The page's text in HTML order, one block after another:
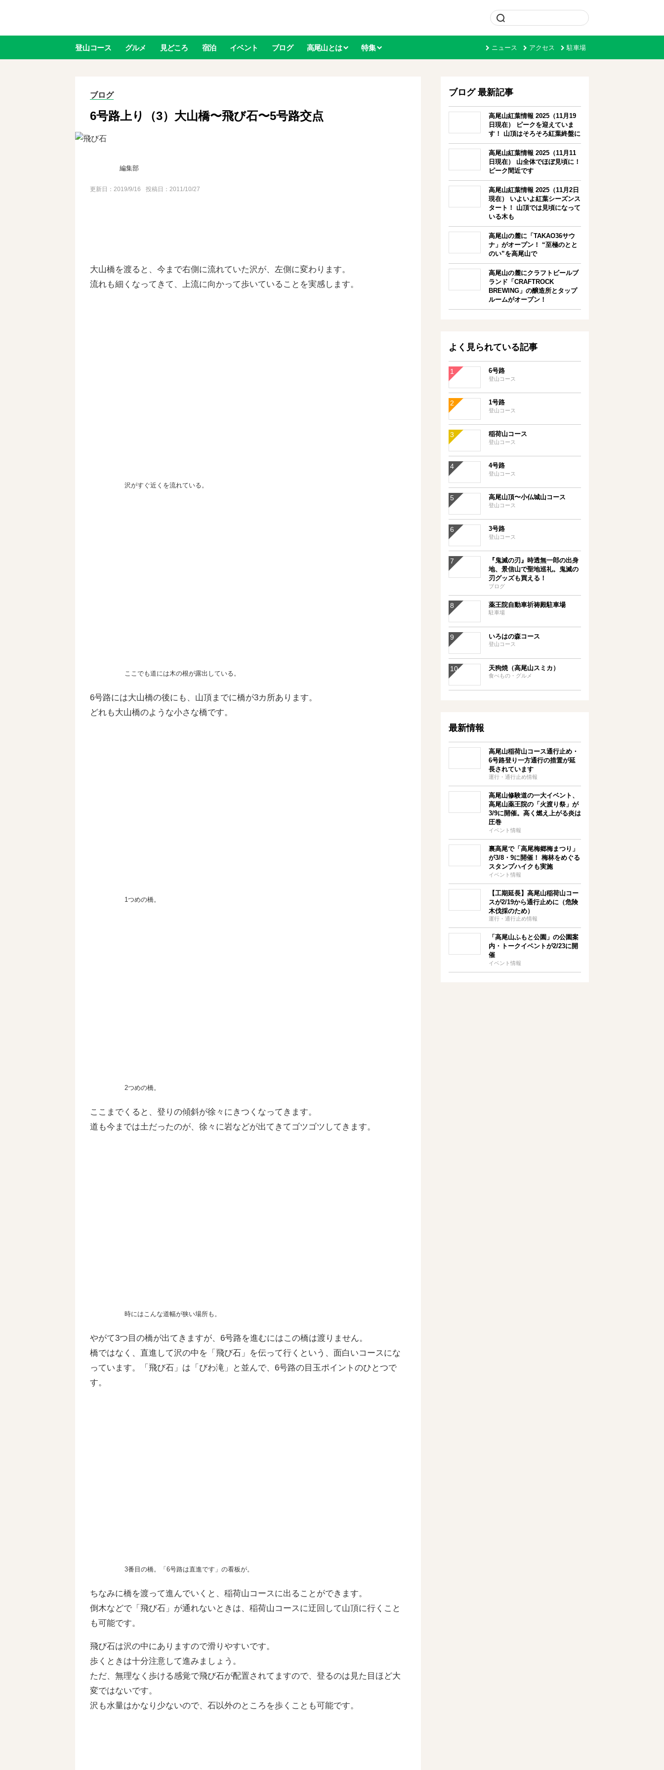
ニュース アクセス 駐車場
登山コース グルメ 見どころ 宿泊 イベント ブログ 高尾山とは 特集
ブログ
6号路上り（3）大山橋〜飛び石〜5号路交点
編集部
更新日： 2019/9/16 投稿日：2011/10/27
大山橋を渡ると、今まで右側に流れていた沢が、左側に変わります。
流れも細くなってきて、上流に向かって歩いていることを実感します。
沢がすぐ近くを流れている。
ここでも道には木の根が露出している。
6号路には大山橋の後にも、山頂までに橋が3カ所あります。
どれも大山橋のような小さな橋です。
1つめの橋。
2つめの橋。
ここまでくると、登りの傾斜が徐々にきつくなってきます。
道も今までは土だったのが、徐々に岩などが出てきてゴツゴツしてきます。
時にはこんな道幅が狭い場所も。
やがて3つ目の橋が出てきますが、6号路を進むにはこの橋は渡りません。
橋ではなく、直進して沢の中を「飛び石」を伝って行くという、面白いコースにな
っています。「飛び石」は「びわ滝」と並んで、6号路の目玉ポイントのひとつで
す。
3番目の橋。「6号路は直進です」の看板が。
ちなみに橋を渡って進んでいくと、稲荷山コースに出ることができます。
倒木などで「飛び石」が通れないときは、稲荷山コースに迂回して山頂に行くこと
も可能です。
飛び石は沢の中にありますので滑りやすいです。
歩くときは十分注意して進みましょう。
ただ、無理なく歩ける感覚で飛び石が配置されてますので、登るのは見た目ほど大
変ではないです。
沢も水量はかなり少ないので、石以外のところを歩くことも可能です。
ブログ 最新記事
高尾山紅葉情報 2025（11月19
日現在） ピークを迎えていま
す！ 山頂はそろそろ紅葉終盤に
高尾山紅葉情報 2025（11月11
日現在） 山全体でほぼ見頃に！
ピーク間近です
高尾山紅葉情報 2025（11月2日
現在） いよいよ紅葉シーズンス
タート！ 山頂では見頃になって
いる木も
高尾山の麓に「TAKAO36サウ
ナ」がオープン！ “至極のとと
のい”を高尾山で
高尾山の麓にクラフトビールブ
ランド「CRAFTROCK
BREWING」の醸造所とタップ
ルームがオープン！
よく見られている記事
6号路
登山コース
1号路
登山コース
稲荷山コース
登山コース
4号路
登山コース
高尾山頂〜小仏城山コース
登山コース
3号路
登山コース
『鬼滅の刃』時透無一郎の出身
地、景信山で聖地巡礼。鬼滅の
刃グッズも買える！
ブログ
薬王院自動車祈祷殿駐車場
駐車場
いろはの森コース
登山コース
天狗焼（高尾山スミカ）
食べもの・グルメ
最新情報
高尾山稲荷山コース通行止め・
6号路登り一方通行の措置が延
長されています
運行・通行止め情報
高尾山修験道の一大イベント、
高尾山薬王院の「火渡り祭」が
3/9に開催。高く燃え上がる炎は
圧巻
イベント情報
裏高尾で「高尾梅郷梅まつり」
が3/8・9に開催！ 梅林をめぐる
スタンプハイクも実施
イベント情報
【工期延長】高尾山稲荷山コー
スが2/19から通行止めに（危険
木伐採のため）
運行・通行止め情報
「高尾山ふもと公園」の公園案
内・トークイベントが2/23に開
催
イベント情報